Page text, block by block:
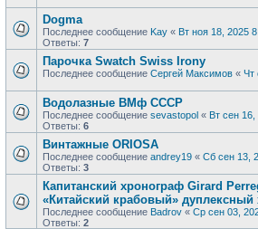
Dogma
Последнее сообщение Kay « Вт ноя 18, 2025
Ответы: 7
Парочка Swatch Swiss Irony
Последнее сообщение Сергей Максимов « Чт
Водолазные ВМф СССР
Последнее сообщение sevastopol « Вт сен
Ответы: 6
Винтажные ORIOSA
Последнее сообщение andrey19 « Сб сен 13,
Ответы: 3
Капитанский хронограф Girard
«Китайский крабовый» дуплексный
Последнее сообщение Badrov « Ср сен 03,
Ответы: 2